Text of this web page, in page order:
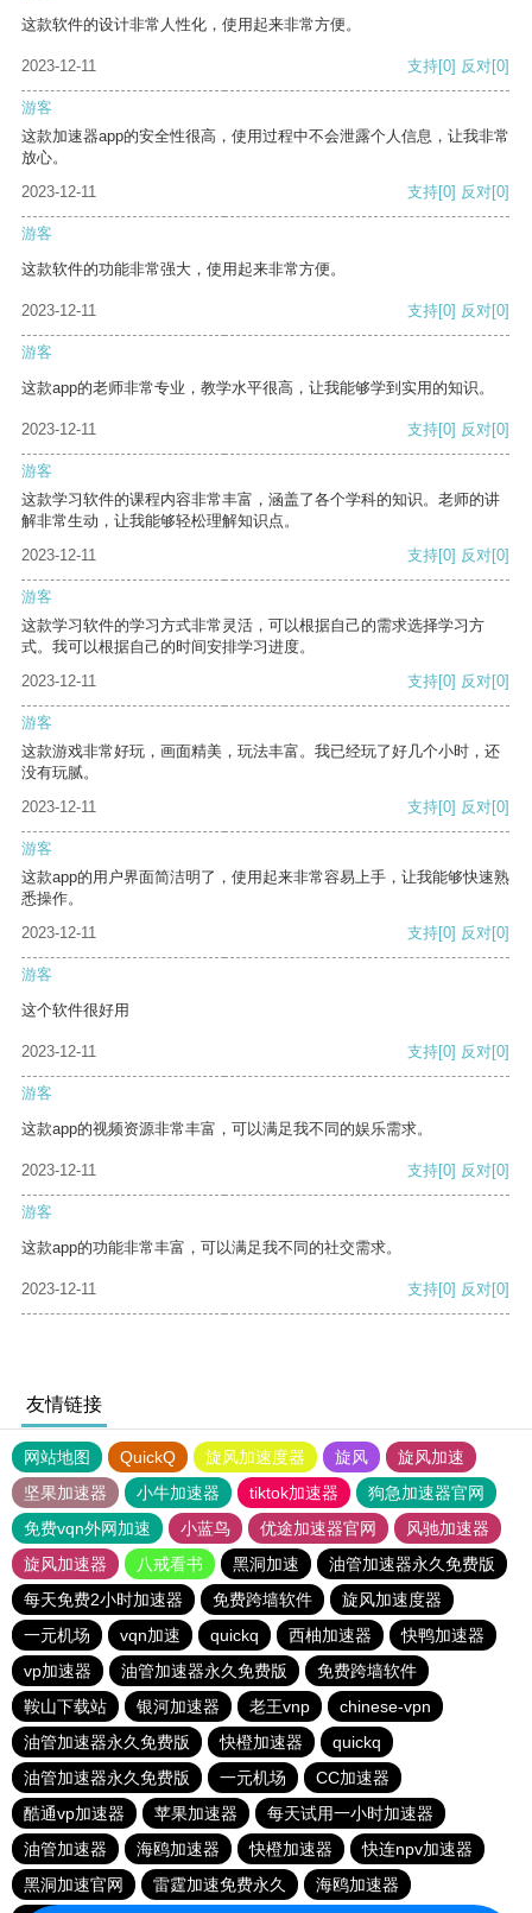
这款软件的设计非常人性化，使用起来非常方便。
2023-12-11 支持[0] 反对[0]
游客
这款加速器app的安全性很高，使用过程中不会泄露个人信息，让我非常
放心。
2023-12-11
支持[0] 反对[0]
游客
这款软件的功能非常强大，使用起来非常方便。
2023-12-11 支持[0] 反对[0]
游客
这款app的老师非常专业，教学水平很高，让我能够学到实用的知识。
2023-12-11 支持[0] 反对[0]
游客
这款学习软件的课程内容非常丰富，涵盖了各个学科的知识。老师的讲
解非常生动，让我能够轻松理解知识点。
2023-12-11
支持[0] 反对[0]
游客
这款学习软件的学习方式非常灵活，可以根据自己的需求选择学习方
式。我可以根据自己的时间安排学习进度。
2023-12-11
支持[0] 反对[0]
游客
这款游戏非常好玩，画面精美，玩法丰富。我已经玩了好几个小时，还
没有玩腻。
2023-12-11
支持[0] 反对[0]
游客
这款app的用户界面简洁明了，使用起来非常容易上手，让我能够快速熟
悉操作。
2023-12-11
支持[0] 反对[0]
游客
这个软件很好用
2023-12-11 支持[0] 反对[0]
游客
这款app的视频资源非常丰富，可以满足我不同的娱乐需求。
2023-12-11 支持[0] 反对[0]
游客
这款app的功能非常丰富，可以满足我不同的社交需求。
2023-12-11 支持[0] 反对[0]
友情链接
网站地图 QuickQ 旋风加速度器 旋风
旋风加速
坚果加速器
小牛加速器 tiktok加速器
狗急加速器官网
免费vqn外网加速
小蓝鸟 优途加速器官网
风驰加速器
旋风加速器
八戒看书 黑洞加速
油管加速器永久免费版
每天免费2小时加速器
免费跨墙软件
旋风加速度器
一元机场
vqn加速 quickq 西柚加速器
快鸭加速器
vp加速器
油管加速器永久免费版
免费跨墙软件
鞍山下载站
银河加速器 老王vnp
chinese-vpn
油管加速器永久免费版
快橙加速器
quickq
油管加速器永久免费版
一元机场
CC加速器
酷通vp加速器
苹果加速器
每天试用一小时加速器
油管加速器
海鸥加速器 快橙加速器
快连npv加速器
黑洞加速官网
雷霆加速免费永久
海鸥加速器